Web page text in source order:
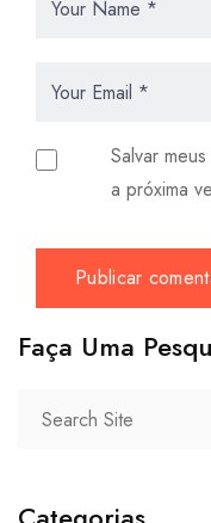
Salvar
a próxima
Faça Uma